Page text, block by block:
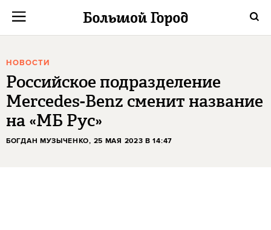
НОВОСТИ
Российское подразделение
Mercedes-Benz сменит название
на «МБ Рус»
БОГДАН МУЗЫЧЕНКО, 25 МАЯ 2023 В 14:47